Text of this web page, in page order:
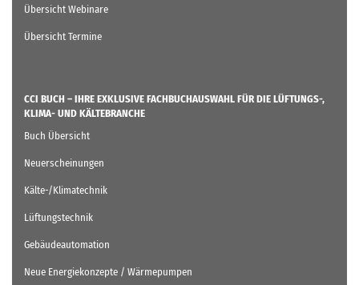
Übersicht Webinare
Übersicht Termine
CCI BUCH – IHRE EXKLUSIVE FACHBUCHAUSWAHL FÜR DIE LÜFTUNGS-,
KLIMA- UND KÄLTEBRANCHE
Buch Übersicht
Neuerscheinungen
Kälte-/Klimatechnik
Lüftungstechnik
Gebäudeautomation
Neue Energiekonzepte / Wärmepumpen